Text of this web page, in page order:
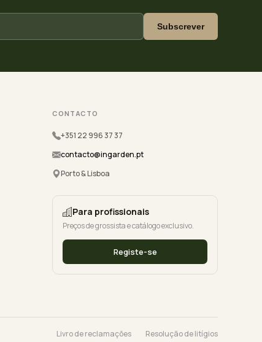
Subscrever
CONTACTO
+351 22 996 37 37
contacto@ingarden.pt
Porto & Lisboa
Para profissionais
Preços de grossista e catálogo exclusivo.
Registe-se
Livro de reclamações Resolução de litígios